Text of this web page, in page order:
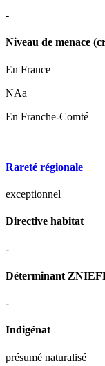
-
Niveau de menace
En France
NAa
En Franche-Comté
Rareté régionale
exceptionnel
Directive habitat
-
Déterminant
-
Indigénat
présumé naturalisé